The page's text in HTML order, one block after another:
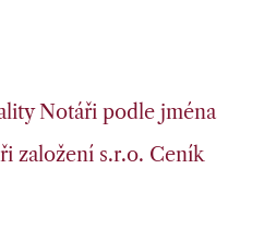
Notáři podle jména
založení s.r.o. Ceník